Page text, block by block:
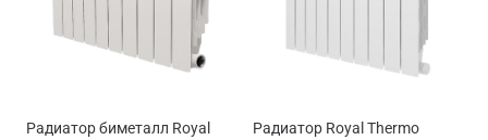
Радиатор биметалл Royal
Радиатор Royal Thermo